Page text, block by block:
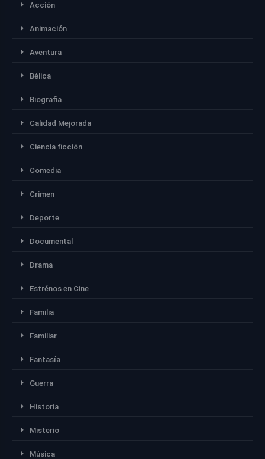
Acción
Animación
Aventura
Bélica
Biografia
Calidad Mejorada
Ciencia ficción
Comedia
Crimen
Deporte
Documental
Drama
Estrénos en Cine
Familia
Familiar
Fantasía
Guerra
Historia
Misterio
Música